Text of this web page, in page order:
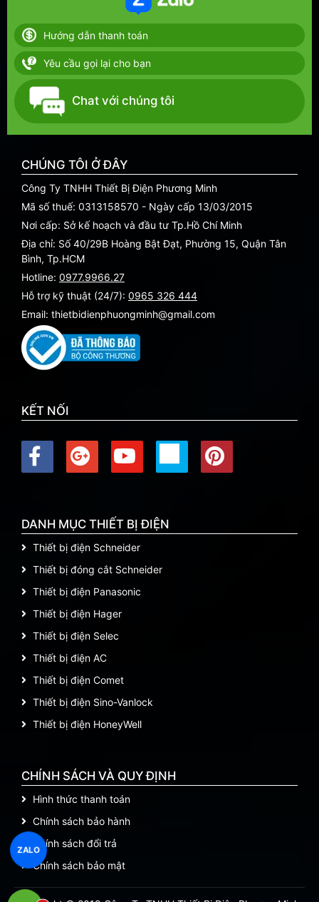
Hướng dẫn thanh toán
Yêu cầu gọi lại cho bạn
Chat với chúng tôi
CHÚNG TÔI Ở ĐÂY
Công Ty TNHH Thiết Bị Điện Phương Minh
Mã số thuế: 0313158570 - Ngày cấp 13/03/2015
Nơi cấp: Sở kế hoạch và đầu tư Tp.Hồ Chí Minh
Địa chỉ: Số 40/29B Hoàng Bật Đạt, Phường 15, Quận Tân
Bình, Tp.HCM
Hotline: 0977.9966.27
Hỗ trợ kỹ thuật (24/7): 0965 326 444
Email: thietbidienphuongminh@gmail.com
KẾT NỐI
DANH MỤC THIẾT BỊ ĐIỆN
Thiết bị điện Schneider
Thiết bị đóng cắt Schneider
Thiết bị điện Panasonic
Thiết bị điện Hager
Thiết bị điện Selec
Thiết bị điện AC
Thiết bị điện Comet
Thiết bị điện Sino-Vanlock
Thiết bị điện HoneyWell
CHÍNH SÁCH VÀ QUY ĐỊNH
Hình thức thanh toán
Chính sách bảo hành
Chính sách đổi trả
Chính sách bảo mật
ZALO